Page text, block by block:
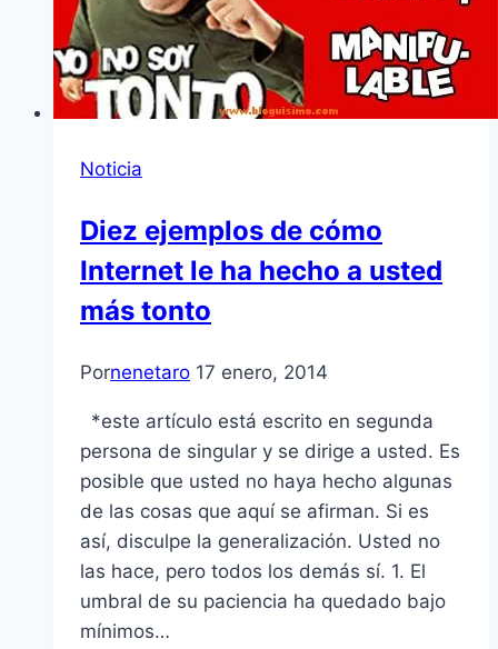
Noticia
Diez ejemplos de cómo
Internet le ha hecho a usted
más tonto
Pornenetaro 17 enero, 2014
*este artículo está escrito en segunda
persona de singular y se dirige a usted. Es
posible que usted no haya hecho algunas
de las cosas que aquí se afirman. Si es
así, disculpe la generalización. Usted no
las hace, pero todos los demás sí. 1. El
umbral de su paciencia ha quedado bajo
mínimos…